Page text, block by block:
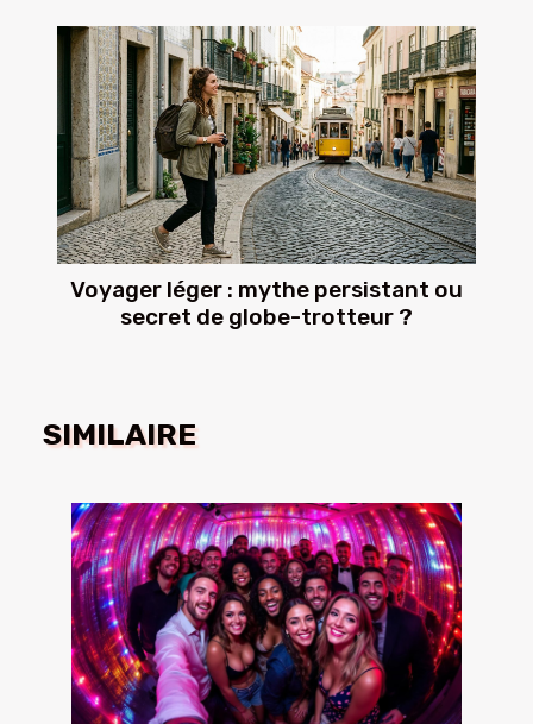
Voyager léger : mythe persistant ou
secret de globe-trotteur ?
SIMILAIRE